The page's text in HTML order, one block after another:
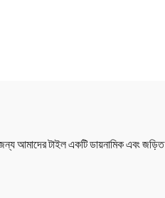
আমাদের টাইল একটি ডায়নামিক এবং জড়িত